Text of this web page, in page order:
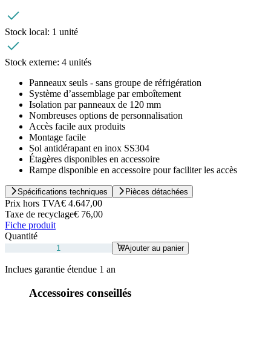
Stock local: 1 unité
Stock externe: 4 unités
Panneaux seuls - sans groupe de réfrigération
Système d’assemblage par emboîtement
Isolation par panneaux de 120 mm
Nombreuses options de personnalisation
Accès facile aux produits
Montage facile
Sol antidérapant en inox SS304
Étagères disponibles en accessoire
Rampe disponible en accessoire pour faciliter les accès
Spécifications techniques Pièces détachées
Prix hors TVA€ 4.647,00
Taxe de recyclage€ 76,00
Fiche produit
Quantité
Ajouter au panier
Inclues garantie étendue 1 an
Accessoires conseillés